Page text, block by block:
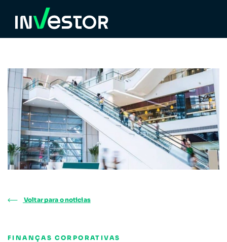
Voltar para o noticias
FINANÇAS CORPORATIVAS